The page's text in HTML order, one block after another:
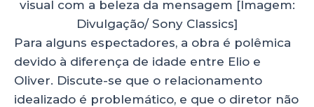
visual com a beleza da mensagem [Imagem:
Divulgação/ Sony Classics]
Para alguns espectadores, a obra é polêmica
devido à diferença de idade entre Elio e
Oliver. Discute-se que o relacionamento
idealizado é problemático, e que o diretor não